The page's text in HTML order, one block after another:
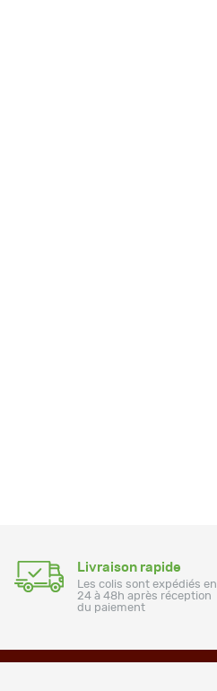
Livraison rapide
Les colis sont expédiés en
24 à 48h après réception
du paiement